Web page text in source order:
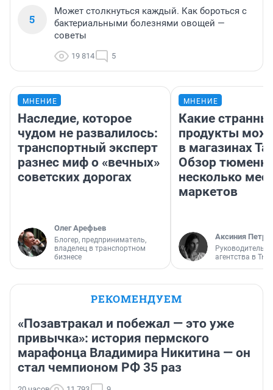
5
Может столкнуться каждый. Как бороться с
бактериальными болезнями овощей —
советы
19 814 5
МНЕНИЕ
Наследие, которое
чудом не развалилось:
транспортный эксперт
разнес миф о «вечных»
советских дорогах
Олег Арефьев
Блогер, предприниматель,
владелец в транспортном
бизнесе
МНЕНИЕ
Какие
продукты
в магазинах
Обзор
несколько
маркетов
Аксиния
Руководитель
агентства в
РЕКОМЕНДУЕМ
«Позавтракал и побежал — это уже
привычка»: история пермского
марафонца Владимира Никитина — он
стал чемпионом РФ 35 раз